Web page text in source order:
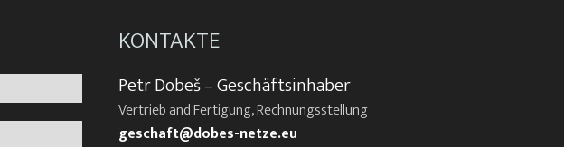
KONTAKTE
Petr Dobeš – Geschäftsinhaber
Vertrieb and Fertigung, Rechnungsstellung
geschaft@dobes-netze.eu